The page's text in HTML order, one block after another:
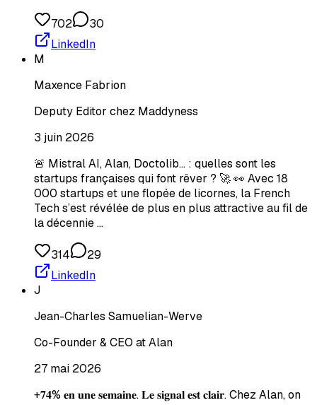
702
30
LinkedIn
M
Maxence Fabrion
Deputy Editor chez Maddyness
3 juin 2026
🚨 Mistral AI, Alan, Doctolib… : quelles sont les
startups françaises qui font rêver ? 🚀 👀 Avec 18
000 startups et une flopée de licornes, la French
Tech s’est révélée de plus en plus attractive au fil de
la décennie …
314
29
LinkedIn
J
Jean-Charles Samuelian-Werve
Co-Founder & CEO at Alan
27 mai 2026
+𝟕𝟒% 𝐞𝐧 𝐮𝐧𝐞 𝐬𝐞𝐦𝐚𝐢𝐧𝐞. 𝐋𝐞 𝐬𝐢𝐠𝐧𝐚𝐥 𝐞𝐬𝐭 𝐜𝐥𝐚𝐢𝐫. Chez Alan, on